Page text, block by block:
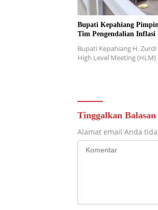
Bupati Kepahiang
Tim Pengendalian Inflasi
Bupati Kepahiang H.
High Level Meeting
Tinggalkan Balasan
Alamat email Anda